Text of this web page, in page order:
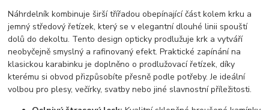
Náhrdelník kombinuje širší třířadou obepínající část kolem krku a
jemný středový řetízek, který se v elegantní dlouhé linii spouští
dolů do dekoltu. Tento design opticky prodlužuje krk a vytváří
neobyčejně smyslný a rafinovaný efekt. Praktické zapínání na
klasickou karabinku je doplněno o prodlužovací řetízek, díky
kterému si obvod přizpůsobíte přesně podle potřeby. Je ideální
volbou pro plesy, večírky, svatby nebo jiné slavnostní příležitosti.